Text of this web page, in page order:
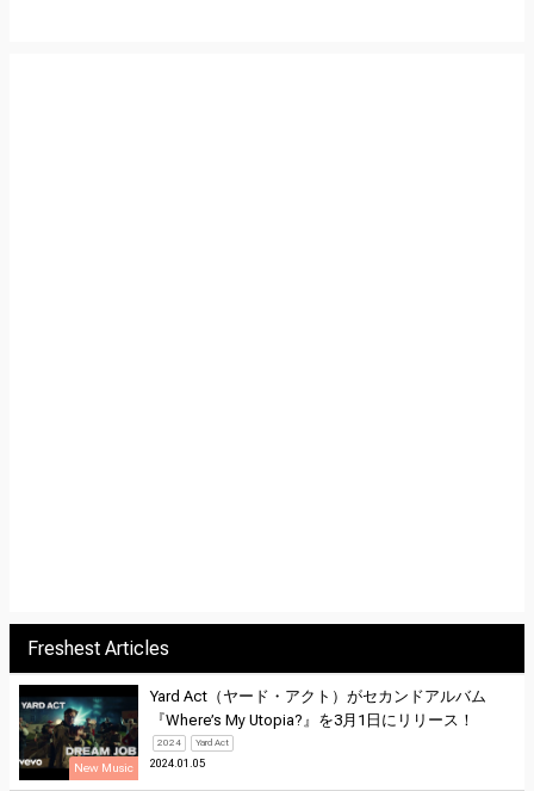
Freshest Articles
New Music
Yard Act（ヤード・アクト）がセカンドアルバム
『Where’s My Utopia?』を3月1日にリリース！
2024 Yard Act
2024.01.05